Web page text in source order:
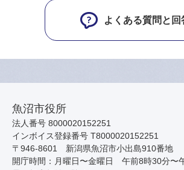
よくある質問と回
魚沼市役所
法人番号 8000020152251
インボイス登録番号 T8000020152251
〒946-8601 新潟県魚沼市小出島910番地
開庁時間：月曜日〜金曜日 午前8時30分〜